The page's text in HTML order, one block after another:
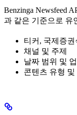
Benzinga Newsfeed
과 같은 기준으로 유
티커, 국제증
채널 및 주제
날짜 범위 및
콘텐츠 유형 및